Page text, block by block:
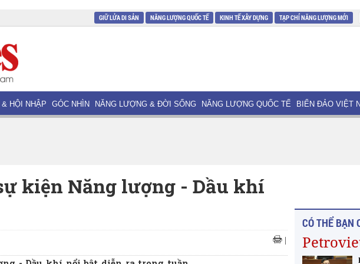
GIỮ LỬA DI SẢN NĂNG LƯỢNG QUỐC TẾ KINH TẾ XÂY DỰNG TẠP CHÍ NĂNG LƯỢNG MỚI
HỘI NHẬP GÓC NHÌN NĂNG LƯỢNG & ĐỜI SỐNG NĂNG LƯỢNG QUỐC TẾ BIỂN ĐẢO VIỆT
kiện Năng lượng - Dầu khí
|
CÓ THỂ BẠN